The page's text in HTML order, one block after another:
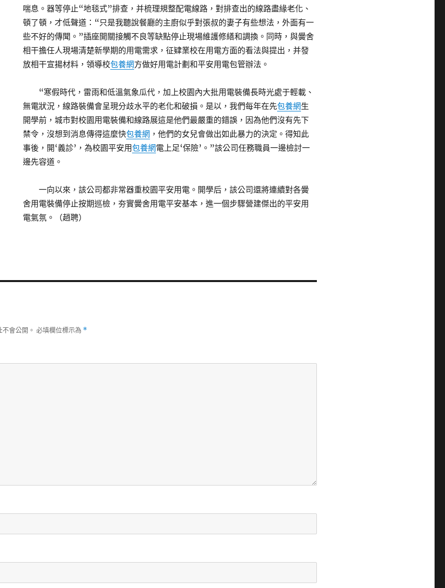
喘息。器等停止“地毯式”排查，并梳理規整配電線路，對排查出的線路盡緣老化、
頓了頓，才低聲道：“只是我聽說餐廳的主廚似乎對張叔的妻子有些想法，外面有一
些不好的傳聞。”插座開關接觸不良等缺點停止現場維護修繕和調換。同時，與黌舍
相干擔任人現場清楚新學期的用電需求，征肄業校在用電方面的看法與提出，并發
放相干宣揚材料，領導校包養網方做好用電計劃和平安用電包管辦法。
“寒假時代，雷雨和低溫氣象瓜代，加上校園內大批用電裝備長時光處于輕載、
無電狀況，線路裝備會呈現分歧水平的老化和破損。是以，我們每年在先包養網生
開學前，城市對校園用電裝備和線路展這是他們最嚴重的錯誤，因為他們沒有先下
禁令，沒想到消息傳得這麼快包養網 ，他們的女兒會做出如此暴力的決定。得知此
事後，開‘義診’，為校園平安用包養網電上足‘保險’。”該公司任務職員一邊檢討一
邊先容道。
一向以來，該公司都非常器重校園平安用電。開學后，該公司還將連續對各黌
舍用電裝備停止按期巡檢，夯實黌舍用電平安基本，進一個步驟營建傑出的平安用
電氣氛。（趙聘）
會公開。 必填欄位標示為 *